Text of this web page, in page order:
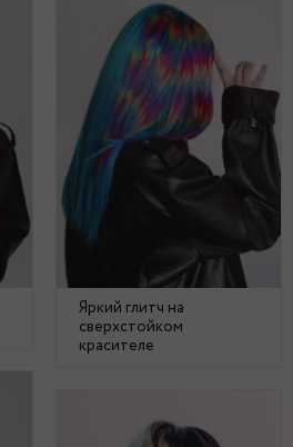
Яркий глитч на
сверхстойком
красителе